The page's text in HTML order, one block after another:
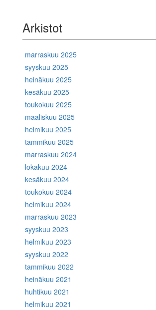
Arkistot
marraskuu 2025
syyskuu 2025
heinäkuu 2025
kesäkuu 2025
toukokuu 2025
maaliskuu 2025
helmikuu 2025
tammikuu 2025
marraskuu 2024
lokakuu 2024
kesäkuu 2024
toukokuu 2024
helmikuu 2024
marraskuu 2023
syyskuu 2023
helmikuu 2023
syyskuu 2022
tammikuu 2022
heinäkuu 2021
huhtikuu 2021
helmikuu 2021